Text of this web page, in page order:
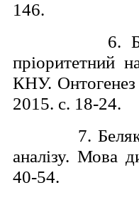
146.
6.
пріоритетний
КНУ. Онтогенез
2015. с. 18-24.
7.
аналізу. Мова
40-54.